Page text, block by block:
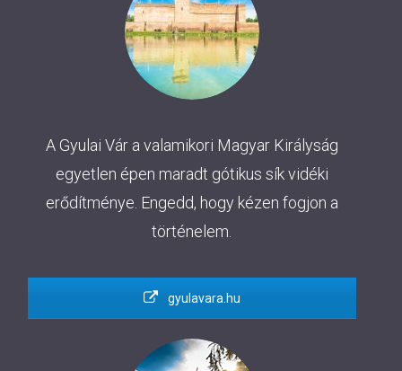
A Gyulai Vár a valamikori Magyar Királyság
egyetlen épen maradt gótikus sík vidéki
erődítménye. Engedd, hogy kézen fogjon a
történelem.
gyulavara.hu